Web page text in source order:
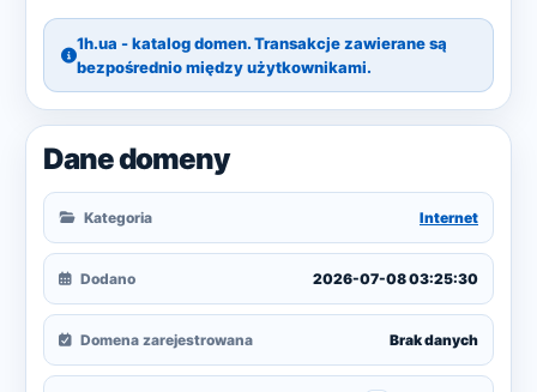
1h.ua - katalog domen. Transakcje zawierane są
bezpośrednio między użytkownikami.
Dane domeny
Kategoria Internet
Dodano 2026-07-08 03:25:30
Domena zarejestrowana Brak danych